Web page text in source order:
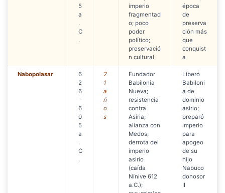
5
a
.
C
.
imperio
fragmentad
o; poco
poder
político;
preservació
n cultural
época
de
preserva
ción más
que
conquist
a
Nabopolasar
6
2
6
-
6
0
5
a
.
C
.
2
1
a
ñ
o
s
Fundador
Babilonia
Nueva;
resistencia
contra
Asiria;
alianza con
Medos;
derrota del
imperio
asirio
(caída
Nínive 612
a.C.);
Liberó
Babiloni
a de
dominio
asirio;
preparó
imperio
para
apogeo
de su
hijo
Nabuco
donosor
II